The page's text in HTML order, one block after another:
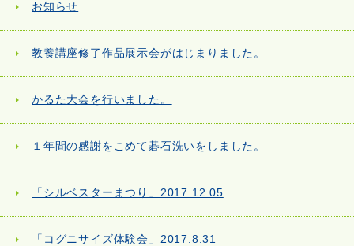
お知らせ
教養講座修了作品展示会がはじまりました。
かるた大会を行いました。
１年間の感謝をこめて碁石洗いをしました。
「シルベスターまつり」2017.12.05
「コグニサイズ体験会」2017.8.31